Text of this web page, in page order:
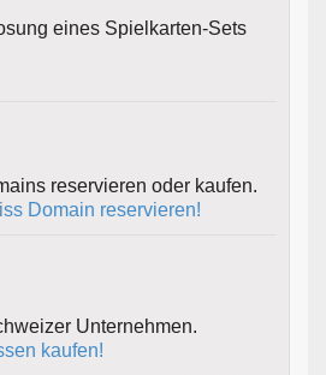
eines Spielkarten-Sets
reservieren oder kaufen.
Domain reservieren!
Unternehmen.
kaufen!